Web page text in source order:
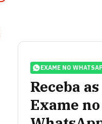
EXAME NO
Receba
Exame